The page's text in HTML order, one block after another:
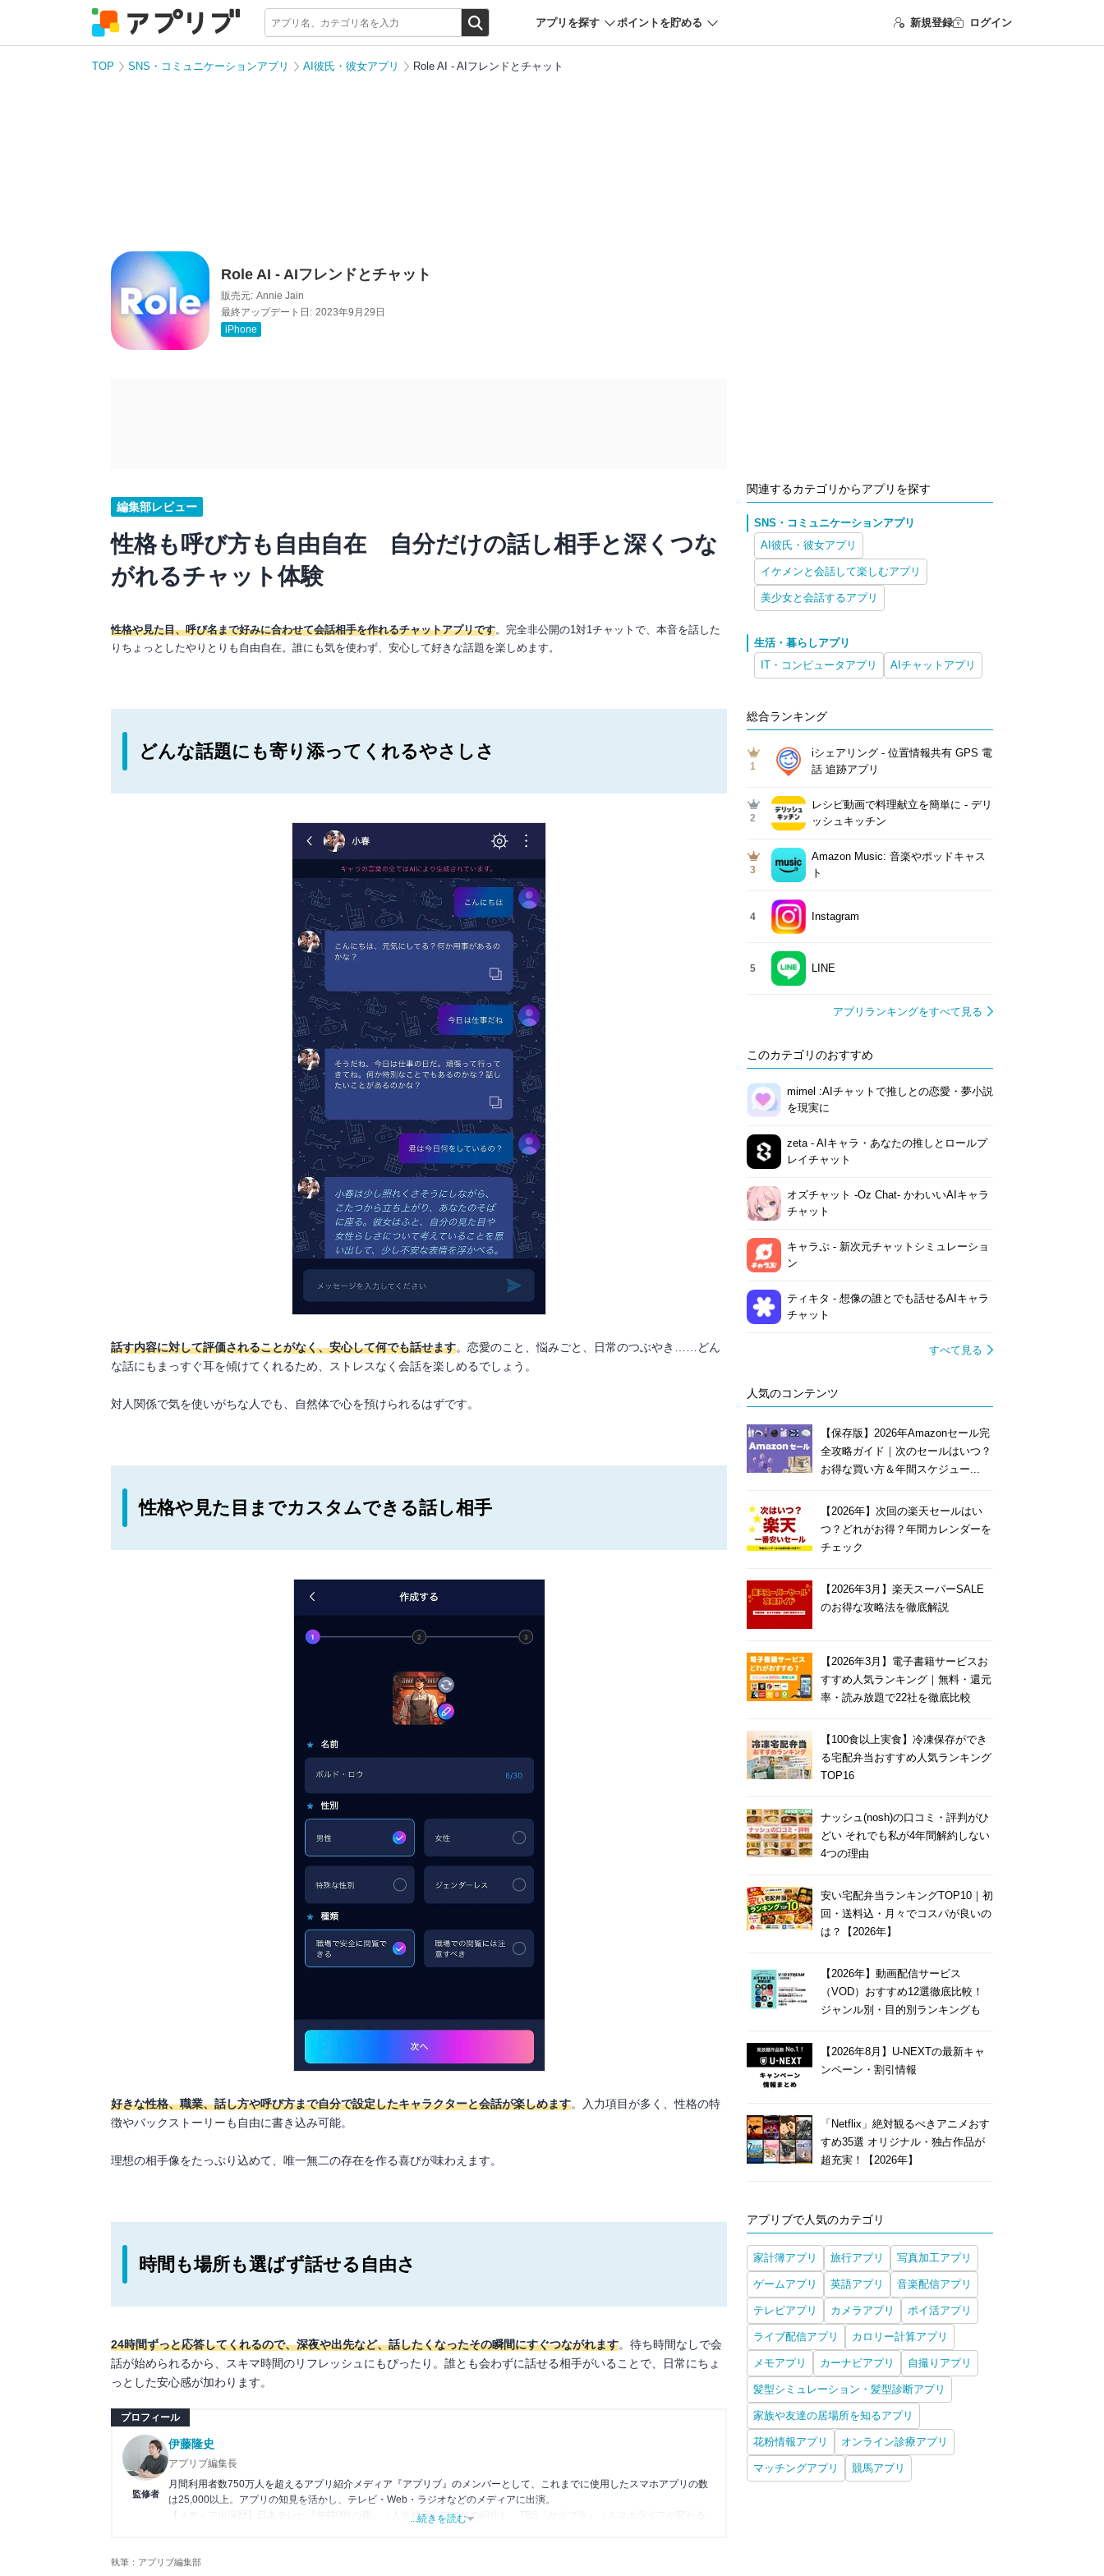
アプリを探す ポイントを貯める 新規登録 ログイン
TOP SNS・コミュニケーションアプリ AI彼氏・彼女アプリ Role AI - AIフレンドとチャット
Role AI - AIフレンドとチャット
販売元: Annie Jain
最終アップデート日: 2023年9月29日
iPhone
編集部レビュー
性格も呼び方も自由自在 自分だけの話し相手と深くつな
がれるチャット体験
性格や見た目、呼び名まで好みに合わせて会話相手を作れるチャットアプリです。完全非公開の1対1チャットで、本音を話した
りちょっとしたやりとりも自由自在。誰にも気を使わず、安心して好きな話題を楽しめます。
どんな話題にも寄り添ってくれるやさしさ
話す内容に対して評価されることがなく、安心して何でも話せます。恋愛のこと、悩みごと、日常のつぶやき……どん
な話にもまっすぐ耳を傾けてくれるため、ストレスなく会話を楽しめるでしょう。
対人関係で気を使いがちな人でも、自然体で心を預けられるはずです。
性格や見た目までカスタムできる話し相手
好きな性格、職業、話し方や呼び方まで自分で設定したキャラクターと会話が楽しめます。入力項目が多く、性格の特
徴やバックストーリーも自由に書き込み可能。
理想の相手像をたっぷり込めて、唯一無二の存在を作る喜びが味わえます。
時間も場所も選ばず話せる自由さ
24時間ずっと応答してくれるので、深夜や出先など、話したくなったその瞬間にすぐつながれます。待ち時間なしで会
話が始められるから、スキマ時間のリフレッシュにもぴったり。誰とも会わずに話せる相手がいることで、日常にちょ
っとした安心感が加わります。
プロフィール
監修者
伊藤隆史
アプリブ編集長
月間利用者数750万人を超えるアプリ紹介メディア『アプリブ』のメンバーとして、これまでに使用したスマホアプリの数
は25,000以上。アプリの知見を活かし、テレビ・Web・ラジオなどのメディアに出演。
【メディア出演歴】日本テレビ『午前0時の森』（人生効率化アプリの紹介）、TBS『サタプラ』（スマホライフが変わる神
Wikipedia
...続きを読む
執筆：アプリブ編集部
関連するカテゴリからアプリを探す
SNS・コミュニケーションアプリ
AI彼氏・彼女アプリ
イケメンと会話して楽しむアプリ
美少女と会話するアプリ
生活・暮らしアプリ
IT・コンピュータアプリ
AIチャットアプリ
総合ランキング
1
iシェアリング - 位置情報共有 GPS 電
話 追跡アプリ
2
レシピ動画で料理献立を簡単‪に - デリ
ッシュキッチン
3
Amazon Music: 音楽やポッドキャス
ト
4 Instagram
5 LINE
アプリランキングをすべて見る
このカテゴリのおすすめ
mimel :AIチャットで推しとの恋愛・夢小説
を現実に
zeta - AIキャラ・あなたの推しとロールプ
レイチャット
オズチャット -Oz Chat- かわいいAIキャラ
チャット
キャラぷ - 新次元チャットシミュレーショ
ン
ティキタ - 想像の誰とでも話せるAIキャラ
チャット
すべて見る
人気のコンテンツ
【保存版】2026年Amazonセール完
全攻略ガイド｜次のセールはいつ？
お得な買い方＆年間スケジュー...
【2026年】次回の楽天セールはい
つ？どれがお得？年間カレンダーを
チェック
【2026年3月】楽天スーパーSALE
のお得な攻略法を徹底解説
【2026年3月】電子書籍サービスお
すすめ人気ランキング｜無料・還元
率・読み放題で22社を徹底比較
【100食以上実食】冷凍保存ができ
る宅配弁当おすすめ人気ランキング
TOP16
ナッシュ(nosh)の口コミ・評判がひ
どい それでも私が4年間解約しない
4つの理由
安い宅配弁当ランキングTOP10｜初
回・送料込・月々でコスパが良いの
は？【2026年】
【2026年】動画配信サービス
（VOD）おすすめ12選徹底比較！
ジャンル別・目的別ランキングも
【2026年8月】U-NEXTの最新キャ
ンペーン・割引情報
「Netflix」絶対観るべきアニメおす
すめ35選 オリジナル・独占作品が
超充実！【2026年】
アプリブで人気のカテゴリ
家計簿アプリ 旅行アプリ 写真加工アプリ
ゲームアプリ 英語アプリ 音楽配信アプリ
テレビアプリ カメラアプリ ポイ活アプリ
ライブ配信アプリ カロリー計算アプリ
メモアプリ カーナビアプリ 自撮りアプリ
髪型シミュレーション・髪型診断アプリ
家族や友達の居場所を知るアプリ
花粉情報アプリ オンライン診療アプリ
マッチングアプリ 競馬アプリ